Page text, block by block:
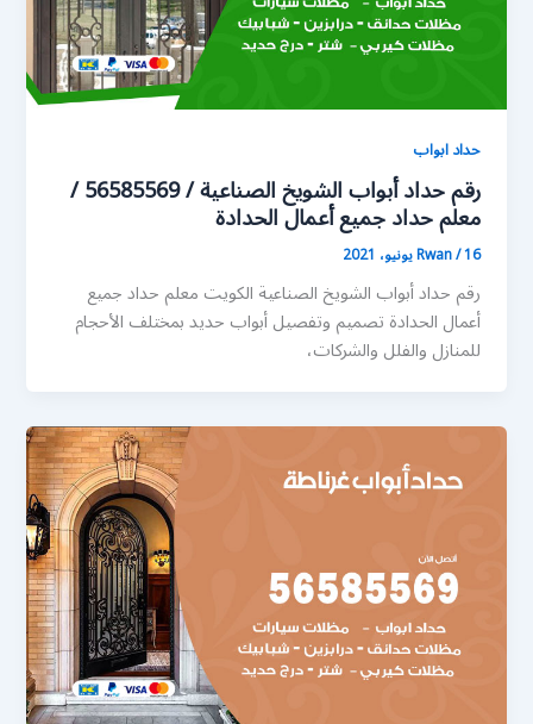
حداد ابواب
رقم حداد أبواب الشويخ الصناعية / 56585569 /
معلم حداد جميع أعمال الحدادة
Rwan/16 يونيو، 2021
رقم حداد أبواب الشويخ الصناعية الكويت معلم حداد جميع
أعمال الحدادة تصميم وتفصيل أبواب حديد بمختلف الأحجام
للمنازل والفلل والشركات،